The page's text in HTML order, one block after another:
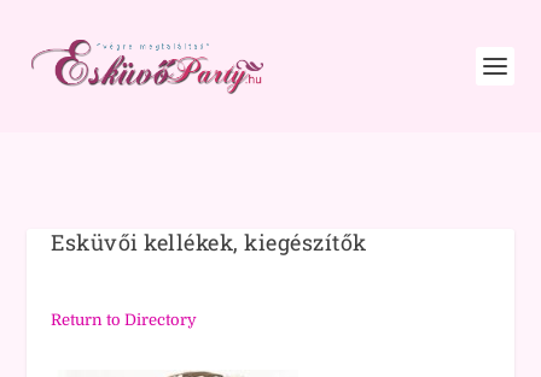
Esküvői kellékek, kiegészítők
Return to Directory